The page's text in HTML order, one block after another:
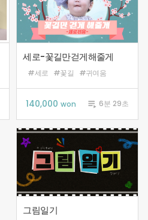
세로-꽃길만걷게해줄게
#세로 #꽃길 #귀여움
140,000won  6분 29초
그림일기